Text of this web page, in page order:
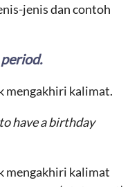
jenis dan contoh
mengakhiri kalimat.
have a birthday
mengakhiri kalimat